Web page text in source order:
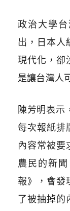
政治大學
出，日本人
現代化，卻
是讓台灣人
陳芳明表示
每次報紙排
內容常被要
農民的新
報》，會發
了被抽掉的